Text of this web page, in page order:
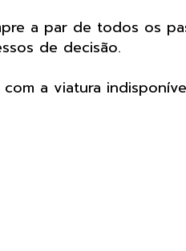
a par de todos os
de decisão.
a viatura